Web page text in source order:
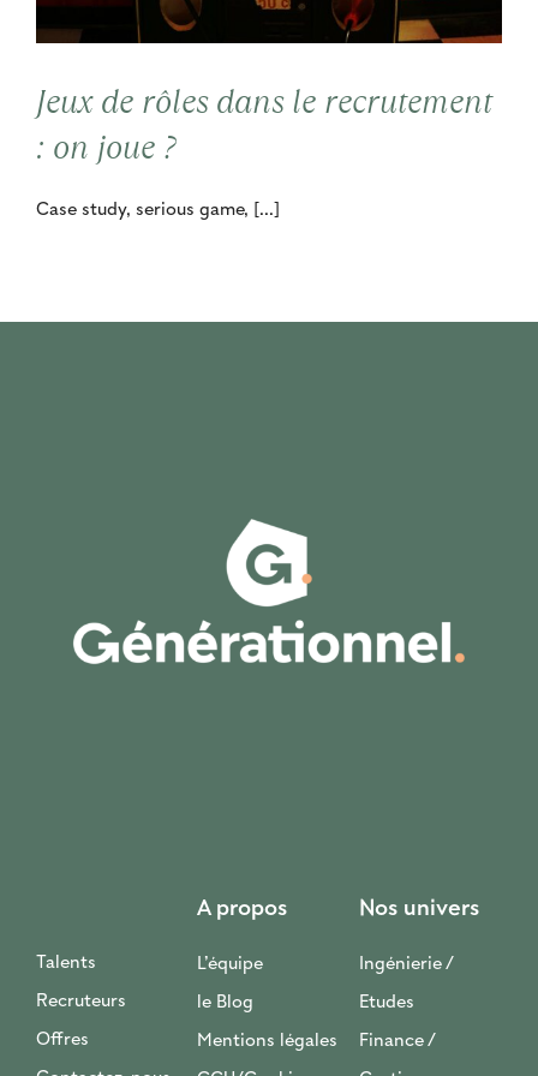
Contact
Cooptation
Jeux de rôles dans le recrutement
: on joue ?
Case study, serious game, [...]
Talents
Recruteurs
Offres
A propos
L’équipe
le Blog
Mentions légales
Nos univers
Ingénierie /
Etudes
Finance /